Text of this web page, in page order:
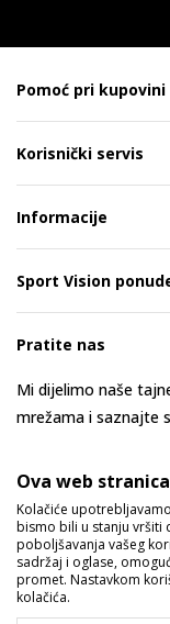
Pomoć pri kupovini
Korisnički servis
Informacije
Sport Vision
Pratite nas
Mi dijelimo naše
mrežama i saznajte
Ova web
Kolačiće
bismo bili u stanju vršiti
poboljšavanja vašeg
sadržaj i oglase,
promet. Nastavkom
kolačića.